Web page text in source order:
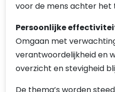
voor de mens achter het
Persoonlijke
Omgaan met
verantwoordelijkheid en
overzicht en stevigheid